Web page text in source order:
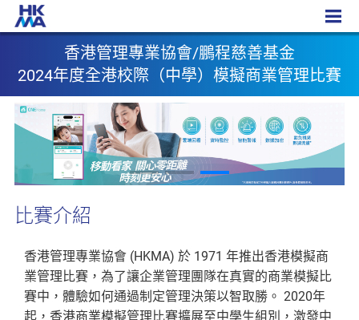
2024年度全港校際（中學）模擬商業管理比賽
香港管理專業協會/鵬程慈善基金
2024年度全港校際（中學）模擬商業管理比賽
比賽介紹
香港管理專業協會 (HKMA) 於 1971 年推出香港模擬商
業管理比賽，為了讓企業管理團隊在真實的商業模擬比
賽中，體驗如何通過制定管理決策以智取勝。 2020年
起，香港商業模擬管理比賽擴展至中學生組別，激發中